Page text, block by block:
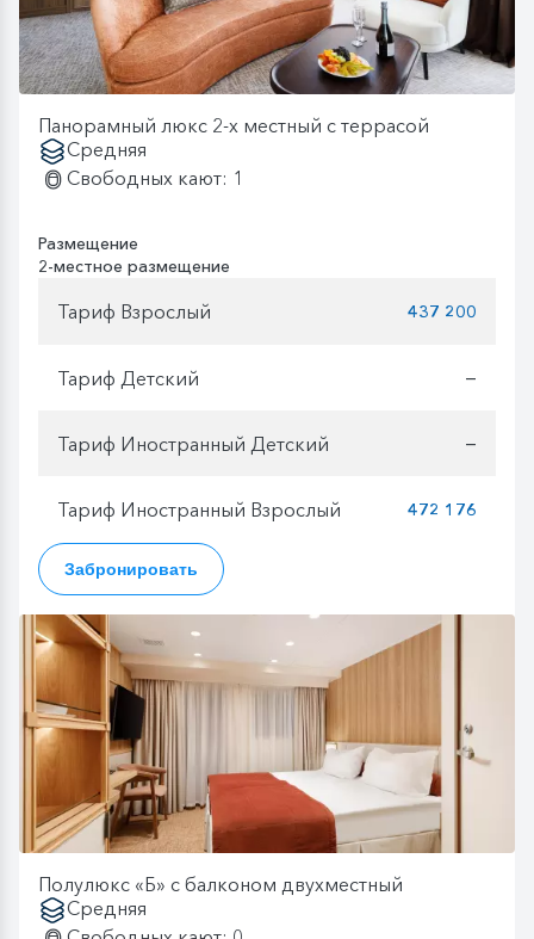
Панорамный люкс 2-х местный с террасой
Средняя
Свободных кают: 1
Размещение
2-местное размещение
Тариф Взрослый 437 200
Тариф Детский —
Тариф Иностранный Детский —
Тариф Иностранный Взрослый 472 176
Забронировать
Полулюкс «Б» с балконом двухместный
Средняя